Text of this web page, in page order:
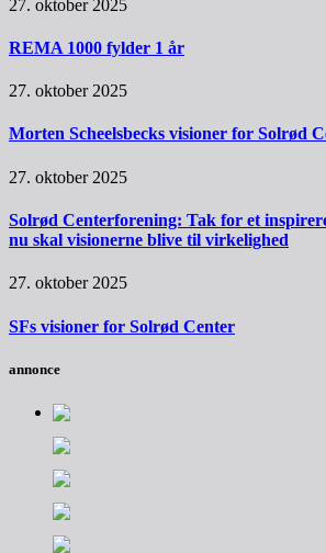
27. oktober 2025
REMA 1000 fylder 1 år
27. oktober 2025
Morten Scheelsbecks visioner for Solrød
27. oktober 2025
Solrød Centerforening: Tak for et
nu skal visionerne blive til virkelighed
27. oktober 2025
SFs visioner for Solrød Center
annonce